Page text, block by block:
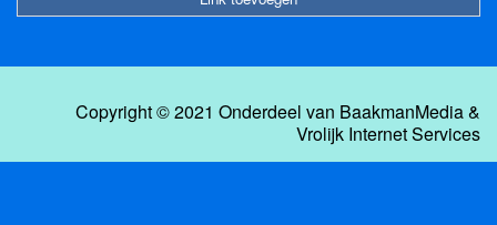
Copyright © 2021 Onderdeel van BaakmanMedia&
Vrolijk Internet Services